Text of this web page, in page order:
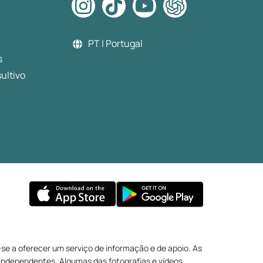
PT | Portugal
a oferecer um serviço de informação e de apoio. As